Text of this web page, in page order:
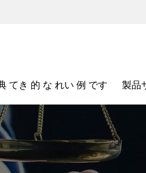
てき 的 な れい 例 です 製品